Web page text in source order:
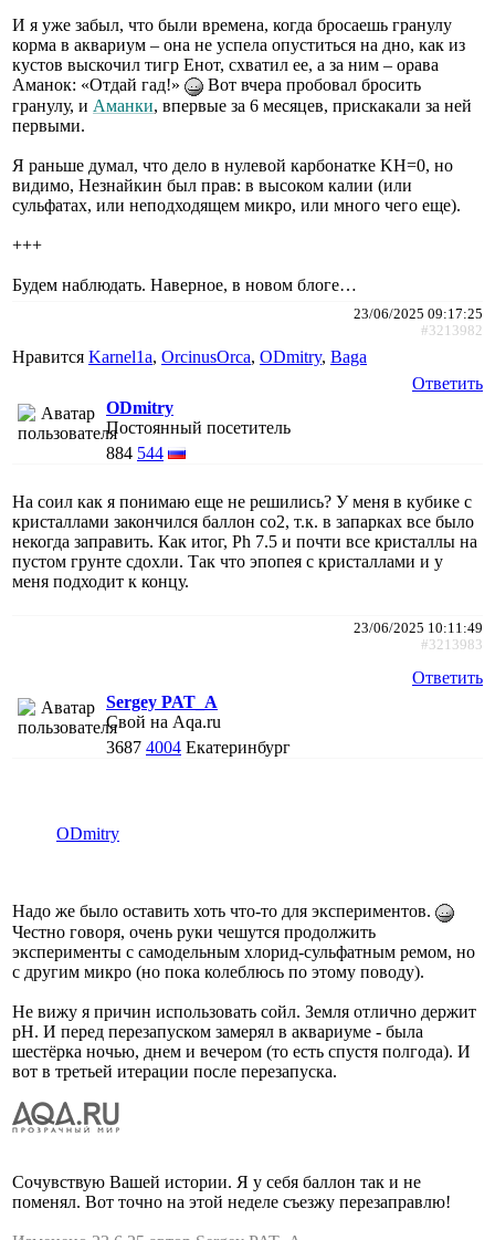
И я уже забыл, что были времена, когда бросаешь гранулу
корма в аквариум – она не успела опуститься на дно, как из
кустов выскочил тигр Енот, схватил ее, а за ним – орава
Аманок: «Отдай гад!»
Вот вчера пробовал бросить
гранулу, и Аманки, впервые за 6 месяцев, прискакали за ней
первыми.
Я раньше думал, что дело в нулевой карбонатке KH=0, но
видимо, Незнайкин был прав: в высоком калии (или
сульфатах, или неподходящем микро, или много чего еще).
+++
Будем наблюдать. Наверное, в новом блоге…
23/06/2025 09:17:25
#3213982
Нравится Karnel1a, ОrcinusОrca, ODmitry, Baga
Ответить
ODmitry
Постоянный посетитель
884 544
На соил как я понимаю еще не решились? У меня в кубике с
кристаллами закончился баллон со2, т.к. в запарках все было
некогда заправить. Как итог, Ph 7.5 и почти все кристаллы на
пустом грунте сдохли. Так что эпопея с кристаллами и у
меня подходит к концу.
23/06/2025 10:11:49
#3213983
Ответить
Sergey PAT_A
Свой на Aqa.ru
3687 4004 Екатеринбург
ODmitry
Надо же было оставить хоть что-то для экспериментов.
Честно говоря, очень руки чешутся продолжить
эксперименты с самодельным хлорид-сульфатным ремом, но
с другим микро (но пока колеблюсь по этому поводу).
Не вижу я причин использовать сойл. Земля отлично держит
pH. И перед перезапуском замерял в аквариуме - была
шестёрка ночью, днем и вечером (то есть спустя полгода). И
вот в третьей итерации после перезапуска.
Сочувствую Вашей истории. Я у себя баллон так и не
поменял. Вот точно на этой неделе съезжу перезаправлю!